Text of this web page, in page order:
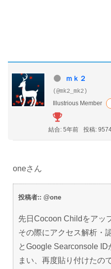
ｍｋ２
(@mk2_mk2)
Illustrious Member
結合: 5年前 投稿:
oneさん
投稿者:: @one
先日Cocoon Childをアッ
その際にアクセス解析・
とGoogle Searconsole
まい、再度貼り付けたの